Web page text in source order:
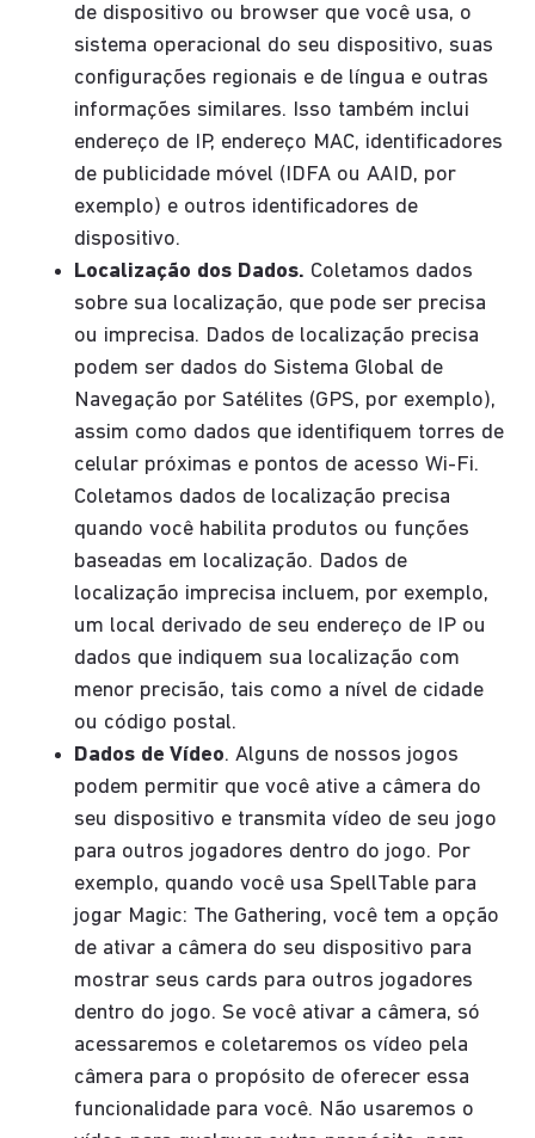
de dispositivo ou browser que você usa, o
sistema operacional do seu dispositivo, suas
configurações regionais e de língua e outras
informações similares. Isso também inclui
endereço de IP, endereço MAC, identificadores
de publicidade móvel (IDFA ou AAID, por
exemplo) e outros identificadores de
dispositivo.
Localização dos Dados. Coletamos dados
sobre sua localização, que pode ser precisa
ou imprecisa. Dados de localização precisa
podem ser dados do Sistema Global de
Navegação por Satélites (GPS, por exemplo),
assim como dados que identifiquem torres de
celular próximas e pontos de acesso Wi-Fi.
Coletamos dados de localização precisa
quando você habilita produtos ou funções
baseadas em localização. Dados de
localização imprecisa incluem, por exemplo,
um local derivado de seu endereço de IP ou
dados que indiquem sua localização com
menor precisão, tais como a nível de cidade
ou código postal.
Dados de Vídeo. Alguns de nossos jogos
podem permitir que você ative a câmera do
seu dispositivo e transmita vídeo de seu jogo
para outros jogadores dentro do jogo. Por
exemplo, quando você usa SpellTable para
jogar Magic: The Gathering, você tem a opção
de ativar a câmera do seu dispositivo para
mostrar seus cards para outros jogadores
dentro do jogo. Se você ativar a câmera, só
acessaremos e coletaremos os vídeo pela
câmera para o propósito de oferecer essa
funcionalidade para você. Não usaremos o